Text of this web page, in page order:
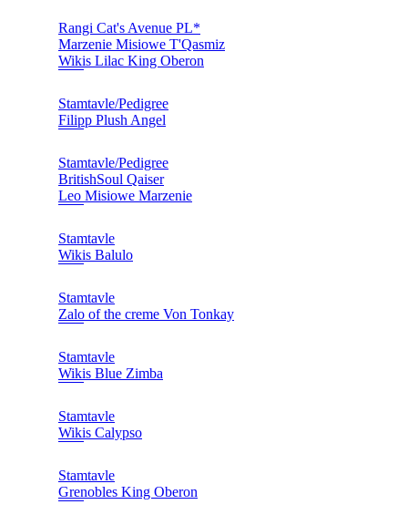
Rangi Cat's Avenue PL*
Marzenie Misiowe T'Qasmiz
Wikis Lilac King Oberon
Stamtavle/Pedigree
Filipp Plush Angel
Stamtavle/Pedigree
BritishSoul Qaiser
Leo Misiowe Marzenie
Stamtavle
Wikis Balulo
Stamtavle
Zalo of the creme Von Tonkay
Stamtavle
Wikis Blue Zimba
Stamtavle
Wikis Calypso
Stamtavle
Grenobles King Oberon